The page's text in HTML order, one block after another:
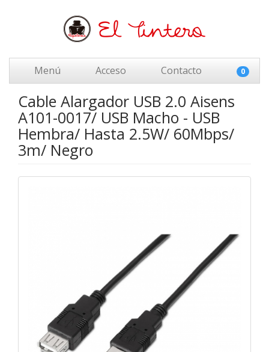
Menú Acceso Contacto 0
Cable Alargador USB 2.0 Aisens
A101-0017/ USB Macho - USB
Hembra/ Hasta 2.5W/ 60Mbps/
3m/ Negro